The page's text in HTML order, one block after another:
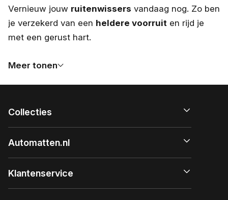
Vernieuw jouw ruitenwissers vandaag nog. Zo ben
je verzekerd van een heldere voorruit en rijd je
met een gerust hart.
Meer tonen
Collecties
Automatten.nl
Klantenservice